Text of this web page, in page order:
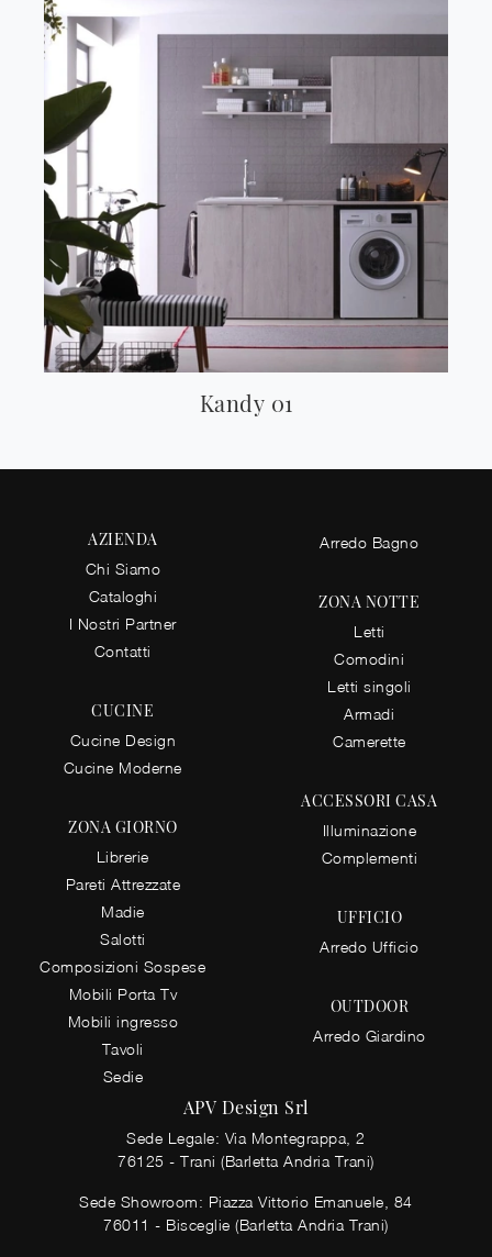
Kandy 01
AZIENDA
Chi Siamo
Cataloghi
I Nostri Partner
Contatti
CUCINE
Cucine Design
Cucine Moderne
ZONA GIORNO
Librerie
Pareti Attrezzate
Madie
Salotti
Composizioni Sospese
Mobili Porta Tv
Mobili ingresso
Tavoli
Sedie
Arredo Bagno
ZONA NOTTE
Letti
Comodini
Letti singoli
Armadi
Camerette
ACCESSORI CASA
Illuminazione
Complementi
UFFICIO
Arredo Ufficio
OUTDOOR
Arredo Giardino
APV Design Srl
Sede Legale: Via Montegrappa, 2
76125 - Trani (Barletta Andria Trani)
Sede Showroom: Piazza Vittorio Emanuele, 84
76011 - Bisceglie (Barletta Andria Trani)